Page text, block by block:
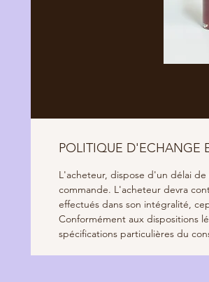
POLITIQUE D'ECHANGE
L'acheteur, dispose d'un délai
commande. L'acheteur devra
effectués dans son intégralité,
Conformément aux dispositions
spécifications particulières du